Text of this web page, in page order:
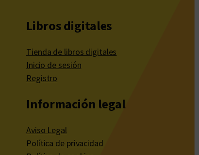
Libros digitales
Tienda de libros digitales
Inicio de sesión
Registro
Información legal
Aviso Legal
Política de privacidad